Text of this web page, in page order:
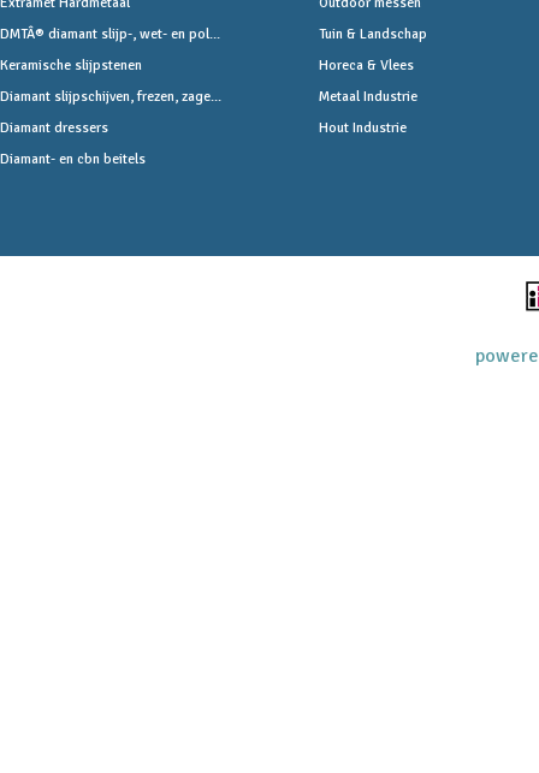
DMTÂ® diamant slijp-, wet- en pol...
Keramische slijpstenen
Diamant slijpschijven, frezen, zage...
Diamant dressers
Diamant- en cbn beitels
Tuin & Landschap
Horeca & Vlees
Metaal Industrie
Hout Industrie